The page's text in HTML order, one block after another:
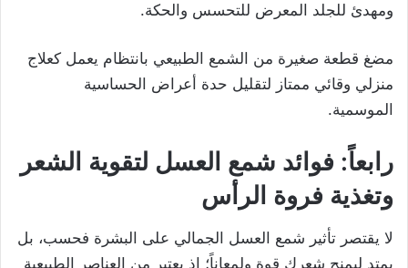
ومهدئ للجلد المعرض للتحسس والحكة.
مضغ قطعة صغيرة من الشمع الطبيعي بانتظام يعمل كعلاج
منزلي وقائي ممتاز لتقليل حدة أعراض الحساسية
الموسمية.
رابعاً: فوائد شمع العسل لتقوية الشعر
وتغذية فروة الرأس
لا يقتصر تأثير شمع العسل الجمالي على البشرة فحسب، بل
يمتد ليمنح شعرك قوة ولمعاناً؛ إذ يعتبر من العناصر الطبيعية